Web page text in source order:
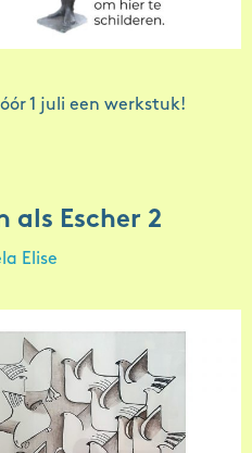
1 juli een werkstuk!
als Escher 2
Elise